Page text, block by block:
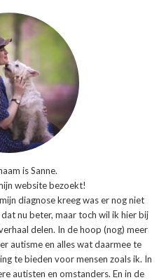
is Sanne.
website bezoekt!
diagnose kreeg was er nog niet
nu beter, maar toch wil ik hier bij
delen. In de hoop (nog) meer
autisme en alles wat daarmee te
te bieden voor mensen zoals ik. In
autisten en omstanders. En in de